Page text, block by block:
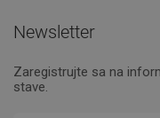
Newsletter
Zaregistrujte sa na
stave.